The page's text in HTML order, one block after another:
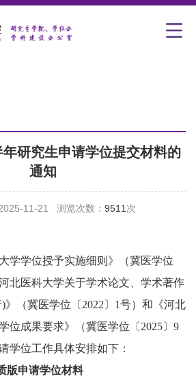
研究生申请学位提交材料的
通知
11-21 浏览次数： 9511 次
学学位授予实施细则》（冀医学位
河北医科大学关于学术论文、学术著作
》（冀医学位〔2022〕1号）和《河北
位成果要求》（冀医学位〔2025〕9
学位工作具体安排如下：
版申请学位材料